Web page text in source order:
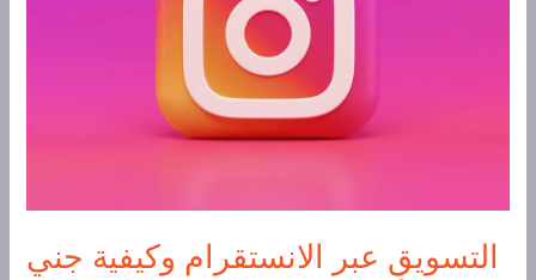
التسويق عبر الانستقرام وكيفية جني